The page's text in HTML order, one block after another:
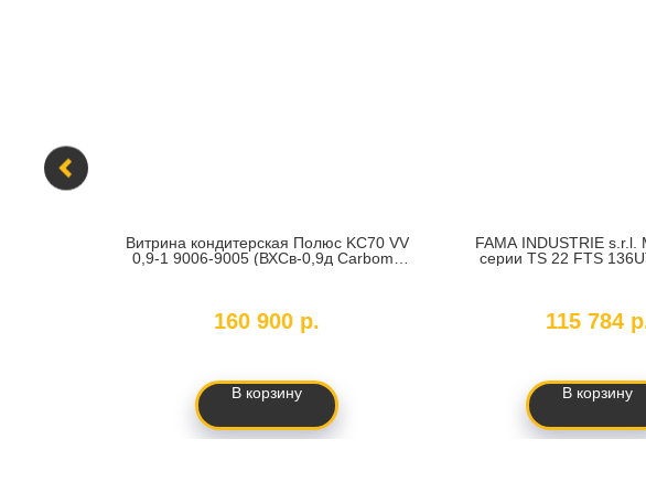
Витрина кондитерская Полюс KC70 VV
0,9-1 9006-9005 (ВХСв-0,9д Carboma
160 900 р.
В корзину
FAMA INDUSTRIE s.r.l.
серии TS 22 FTS
115 784
В корзину